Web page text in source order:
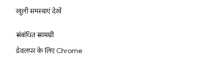
खुली समस्याएं देखें
संबंधित सामग्री
डेवलपर के लिए Chrome